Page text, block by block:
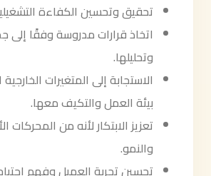
تحقيق وتحسين الكفاءة
اتخاذ قرارات مدروسة وفقًا إلى
وتحليلها.
الاستجابة إلى المتغيرات
بيئة العمل والتكيف معها.
تعزيز الابتكار لأنه من المحركات
والنمو.
تحسين تجربة العميل وفهم